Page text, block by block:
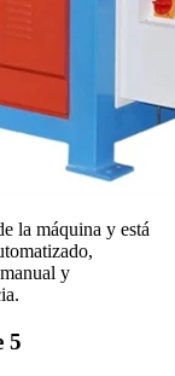
la máquina y está
y
5